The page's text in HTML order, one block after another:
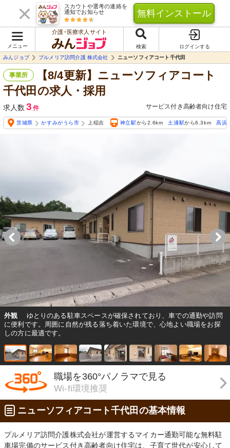
スカウトや選考の連絡を
通知でお知らせ
無料インストール
メニュー
介護･医療求人サイト
検索
ログインする
みんジョブ
プルメリア訪問介護 株式会社 ニューソフィアコート千代田
事業所
【8/4更新】ニューソフィアコート
千代田の求人・採用
求人数 3 件 サービス付き高齢者向け住宅
茨城県 かすみがうら市 上稲吉 神立駅から2.6km 土浦駅から6.3km 高浜
外観
ゆとりのある駐車スペースが確保されており、車での通勤や訪問
に便利です。周囲に自然が残る落ち着いた環境で、心地よい職場をお探
しの方に最適です。
職場を360°パノラマで見る
Wi-fi環境推奨
ニューソフィアコート千代田の基本情報
プルメリア訪問介護株式会社が運営するマイカー通勤可能な無料駐
車場完備のサービス付き高齢者向け住宅は、子育て世代が安心して